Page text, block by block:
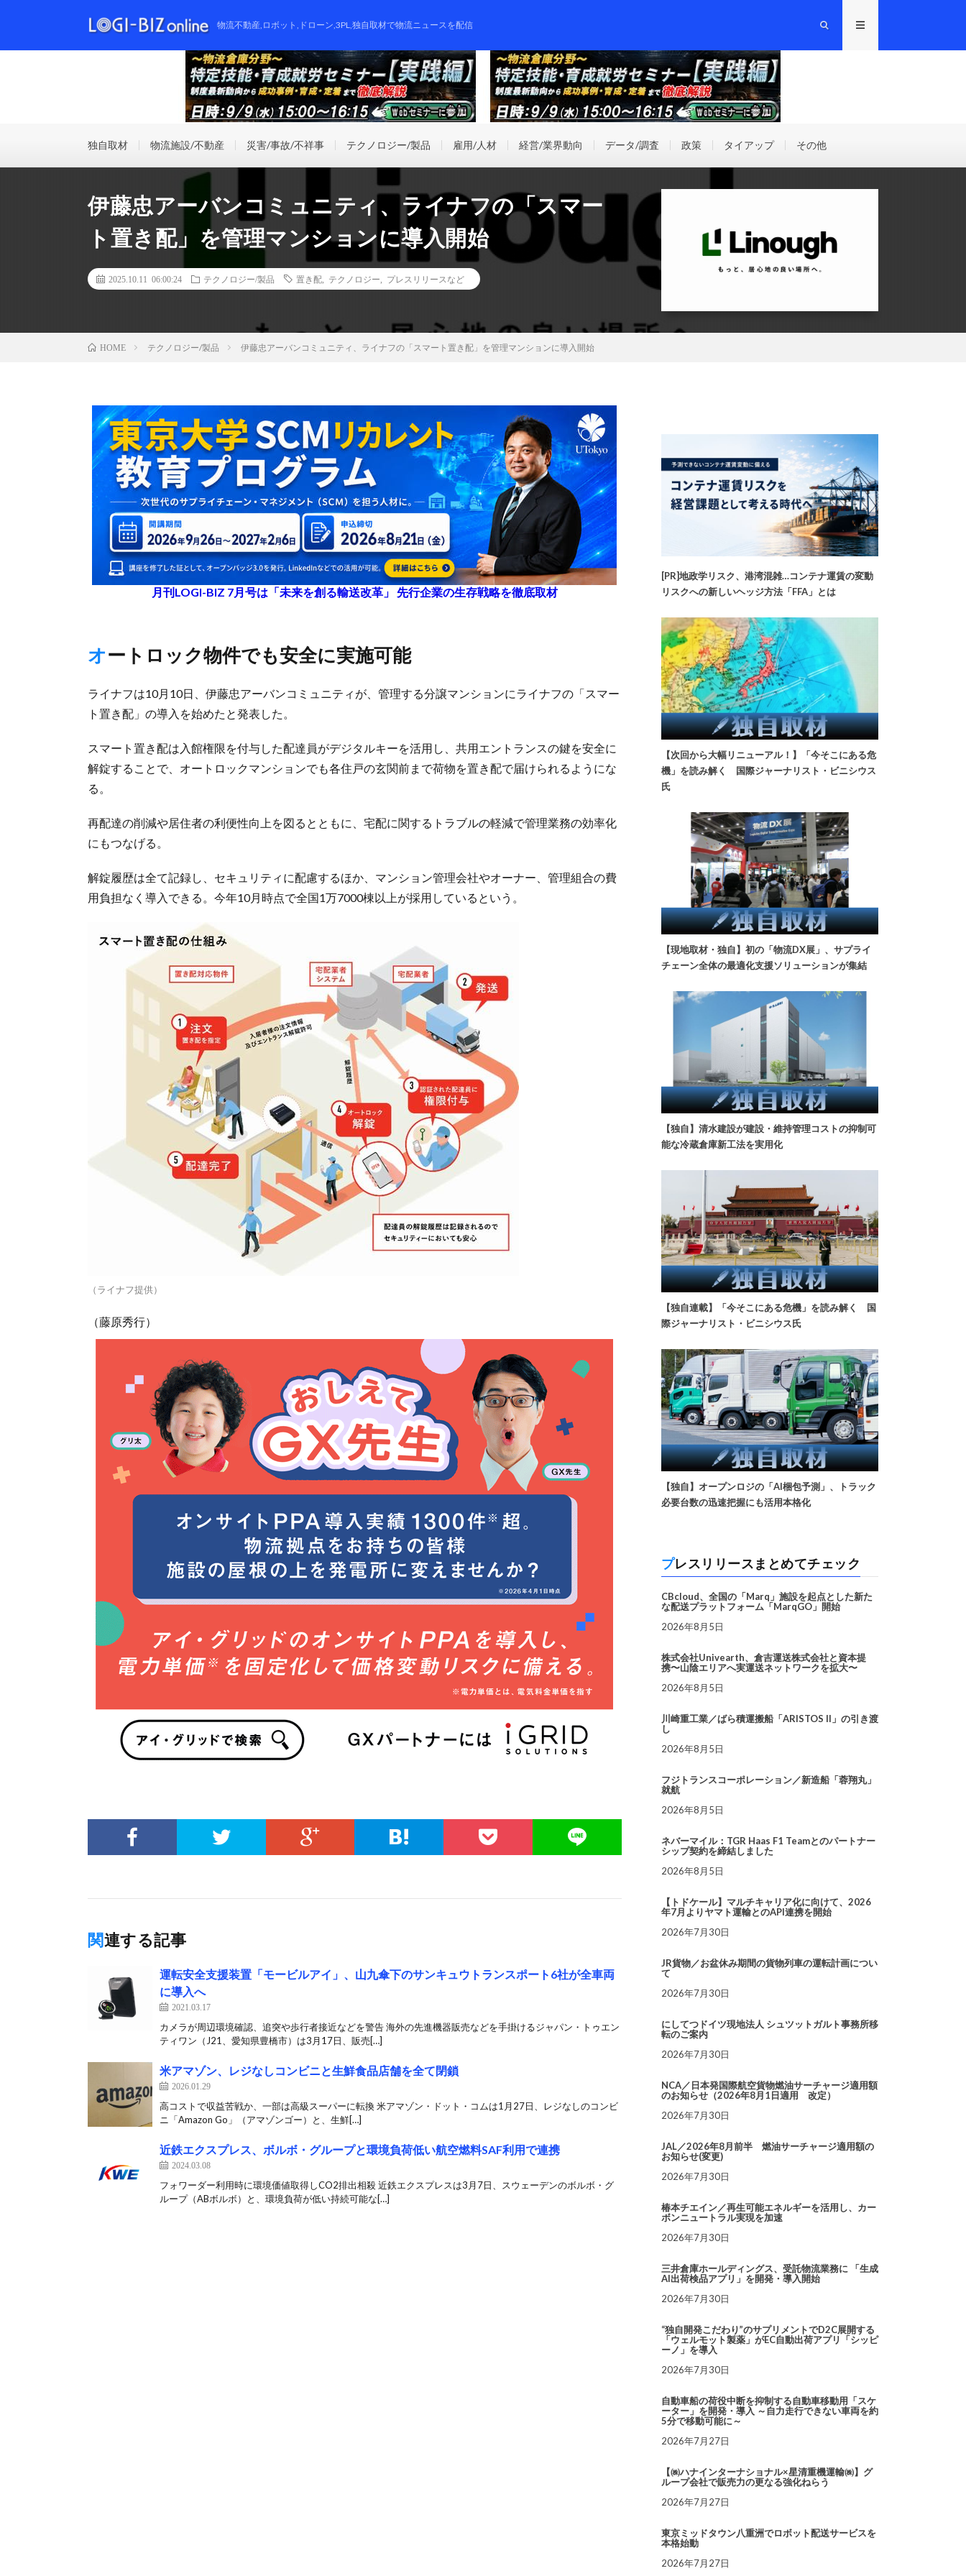
物流不動産,ロボット,ドローン,3PL,独自取材で物流ニュースを配信
独自取材 物流施設/不動産 災害/事故/不祥事 テクノロジー/製品 雇用/人材 経営/業界動向 データ/調査 政策 タイアップ その他
伊藤忠アーバンコミュニティ、ライナフの「スマー
ト置き配」を管理マンションに導入開始
2025.10.11 06:00:24 テクノロジー/製品 置き配 テクノロジー プレスリリースなど
HOME テクノロジー/製品 伊藤忠アーバンコミュニティ、ライナフの「スマート置き配」を管理マンションに導入開始
月刊LOGI-BIZ 7月号は「未来を創る輸送改革」 先行企業の生存戦略を徹底取材
オートロック物件でも安全に実施可能
ライナフは10月10日、伊藤忠アーバンコミュニティが、管理する分譲マンションにライナフの「スマー
ト置き配」の導入を始めたと発表した。
スマート置き配は入館権限を付与した配達員がデジタルキーを活用し、共用エントランスの鍵を安全に
解錠することで、オートロックマンションでも各住戸の玄関前まで荷物を置き配で届けられるようにな
る。
再配達の削減や居住者の利便性向上を図るとともに、宅配に関するトラブルの軽減で管理業務の効率化
にもつなげる。
解錠履歴は全て記録し、セキュリティに配慮するほか、マンション管理会社やオーナー、管理組合の費
用負担なく導入できる。今年10月時点で全国1万7000棟以上が採用しているという。
（ライナフ提供）
（藤原秀行）
関連する記事
運転安全支援装置「モービルアイ」、山九傘下のサンキュウトランスポート6社が全車両
に導入へ
2021.03.17
カメラが周辺環境確認、追突や歩行者接近などを警告 海外の先進機器販売などを手掛けるジャパン・トゥエン
ティワン（J21、愛知県豊橋市）は3月17日、販売[…]
米アマゾン、レジなしコンビニと生鮮食品店舗を全て閉鎖
2026.01.29
高コストで収益苦戦か、一部は高級スーパーに転換 米アマゾン・ドット・コムは1月27日、レジなしのコンビ
ニ「Amazon Go」（アマゾンゴー）と、生鮮[…]
近鉄エクスプレス、ボルボ・グループと環境負荷低い航空燃料SAF利用で連携
2024.03.08
フォワーダー利用時に環境価値取得しCO2排出相殺 近鉄エクスプレスは3月7日、スウェーデンのボルボ・グ
ループ（ABボルボ）と、環境負荷が低い持続可能な[…]
[PR]地政学リスク、港湾混雑…コンテナ運賃の変動
リスクへの新しいヘッジ方法「FFA」とは
【次回から大幅リニューアル！】「今そこにある危
機」を読み解く 国際ジャーナリスト・ビニシウス
氏
【現地取材・独自】初の「物流DX展」、サプライ
チェーン全体の最適化支援ソリューションが集結
【独自】清水建設が建設・維持管理コストの抑制可
能な冷蔵倉庫新工法を実用化
【独自連載】「今そこにある危機」を読み解く 国
際ジャーナリスト・ビニシウス氏
【独自】オープンロジの「AI梱包予測」、トラック
必要台数の迅速把握にも活用本格化
プレスリリースまとめてチェック
CBcloud、全国の「Marq」施設を起点とした新た
な配送プラットフォーム「MarqGO」開始
2026年8月5日
株式会社Univearth、倉吉運送株式会社と資本提
携〜山陰エリアへ実運送ネットワークを拡大〜
2026年8月5日
川崎重工業／ばら積運搬船「ARISTOS II」の引き渡
し
2026年8月5日
フジトランスコーポレーション／新造船「蓉翔丸」
就航
2026年8月5日
ネバーマイル：TGR Haas F1 Teamとのパートナー
シップ契約を締結しました
2026年8月5日
【トドケール】マルチキャリア化に向けて、2026
年7月よりヤマト運輸とのAPI連携を開始
2026年7月30日
JR貨物／お盆休み期間の貨物列車の運転計画につい
て
2026年7月30日
にしてつドイツ現地法人 シュツットガルト事務所移
転のご案内
2026年7月30日
NCA／日本発国際航空貨物燃油サーチャージ適用額
のお知らせ（2026年8月1日適用 改定）
2026年7月30日
JAL／2026年8月前半 燃油サーチャージ適用額の
お知らせ(変更)
2026年7月30日
椿本チエイン／再生可能エネルギーを活用し、カー
ボンニュートラル実現を加速
2026年7月30日
三井倉庫ホールディングス、受託物流業務に 「生成
AI出荷検品アプリ」を開発・導入開始
2026年7月30日
“独自開発こだわり”のサプリメントでD2C展開する
「ウェルモット製薬」がEC自動出荷アプリ「シッピ
ーノ」を導入
2026年7月30日
自動車船の荷役中断を抑制する自動車移動用「スケ
ーター」を開発・導入 ～自力走行できない車両を約
5分で移動可能に～
2026年7月27日
【㈱ハナインターナショナル×星清重機運輸㈱】グ
ループ会社で販売力の更なる強化ねらう
2026年7月27日
東京ミッドタウン八重洲でロボット配送サービスを
本格始動
2026年7月27日